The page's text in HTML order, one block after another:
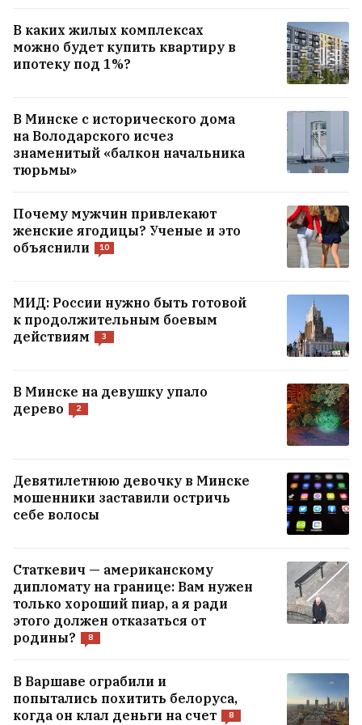
В каких жилых комплексах
можно будет купить квартиру в
ипотеку под 1%?
В Минске с исторического дома
на Володaрского исчез
знаменитый «балкон начальника
тюрьмы»
Почему мужчин привлекают
женские ягодицы? Ученые и это
объяснили
10
МИД: России нужно быть готовой
к продолжительным боевым
действиям
3
В Минске на девушку упало
дерево
2
Девятилетнюю девочку в Минске
мошенники заставили остричь
себе волосы
Статкевич — американскому
дипломату на границе: Вам нужен
только хороший пиар, а я ради
этого должен отказаться от
родины?
8
В Варшаве ограбили и
попытались похитить белоруса,
когда он клал деньги на счет
8
На белорусско-литовской границе
пограничников. В Литве это
замалчивали больше недели
В Подмосковье загорелся главный
научный институт «Роскосмоса»
3
Архитектор и соучредитель бюро Zrobim
architects Андрусь Bezdar вышел из СИЗО
8